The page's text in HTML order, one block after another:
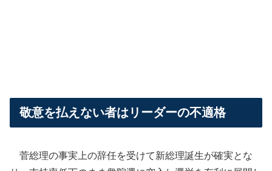
敬意を払えない者はリーダーの不適格
菅総理の事実上の辞任を受けて新総理誕生が確実とな